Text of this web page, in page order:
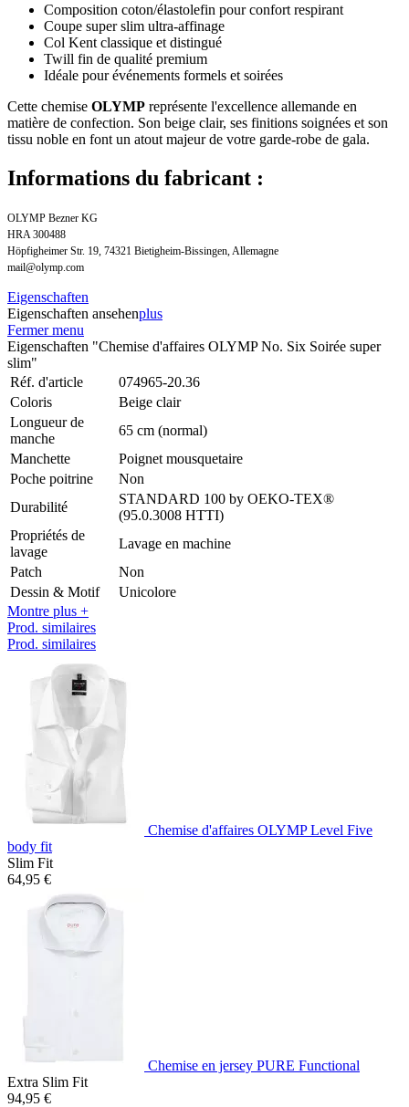
Composition coton/élastolefin pour confort respirant
Coupe super slim ultra-affinage
Col Kent classique et distingué
Twill fin de qualité premium
Idéale pour événements formels et soirées
Cette chemise OLYMP représente l'excellence allemande en
matière de confection. Son beige clair, ses finitions soignées et son
tissu noble en font un atout majeur de votre garde-robe de gala.
Informations du fabricant :
OLYMP Bezner KG
HRA 300488
Höpfigheimer Str. 19, 74321 Bietigheim-Bissingen, Allemagne
mail@olymp.com
Eigenschaften
Eigenschaften ansehenplus
Fermer menu
Eigenschaften "Chemise d'affaires OLYMP No. Six Soirée super
slim"
Réf. d'article
074965-20.36
Coloris
Beige clair
Longueur de
manche
65 cm (normal)
Manchette
Poignet mousquetaire
Poche poitrine
Non
Durabilité
STANDARD 100 by OEKO-TEX®
(95.0.3008 HTTI)
Propriétés de
lavage
Lavage en machine
Patch
Non
Dessin & Motif
Unicolore
Montre plus +
Prod. similaires
Prod. similaires
Chemise d'affaires OLYMP Level Five
body fit
Slim Fit
64,95 €
Chemise en jersey PURE Functional
Extra Slim Fit
94,95 €